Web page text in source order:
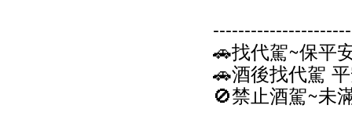
🚗找代駕~保平
🚗酒後找代駕
🚫禁⽌酒駕~未